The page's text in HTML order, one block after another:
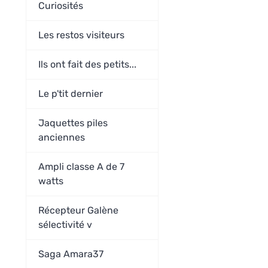
Curiosités
Les restos visiteurs
Ils ont fait des petits...
Le p'tit dernier
Jaquettes piles
anciennes
Ampli classe A de 7
watts
Récepteur Galène
sélectivité v
Saga Amara37